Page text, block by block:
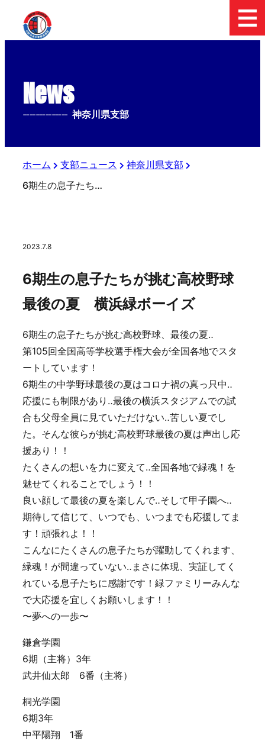
News
-------------- 神奈川県支部
ホーム 支部ニュース
神奈川県支部
6期生の息子たちが挑む高校野球最後の夏 横浜緑ボーイズ
2023.7.8
6期生の息子たちが挑む高校野球
最後の夏 横浜緑ボーイズ
6期生の息子たちが挑む高校野球、最後の夏‥
第105回全国高等学校選手権大会が全国各地でスタ
ートしています！
6期生の中学野球最後の夏はコロナ禍の真っ只中‥
応援にも制限があり‥最後の横浜スタジアムでの試
合も父母全員に見ていただけない‥苦しい夏でし
た。そんな彼らが挑む高校野球最後の夏は声出し応
援あり！！
たくさんの想いを力に変えて‥全国各地で緑魂！を
魅せてくれることでしょう！！
良い顔して最後の夏を楽しんで‥そして甲子園へ‥
期待して信じて、いつでも、いつまでも応援してま
す！頑張れよ！！
こんなにたくさんの息子たちが躍動してくれます、
緑魂！が間違っていない‥まさに体現、実証してく
れている息子たちに感謝です！緑ファミリーみんな
で大応援を宜しくお願いします！！
〜夢への一歩〜
鎌倉学園
6期（主将）3年
武井仙太郎 6番（主将）
桐光学園
6期3年
中平陽翔 1番